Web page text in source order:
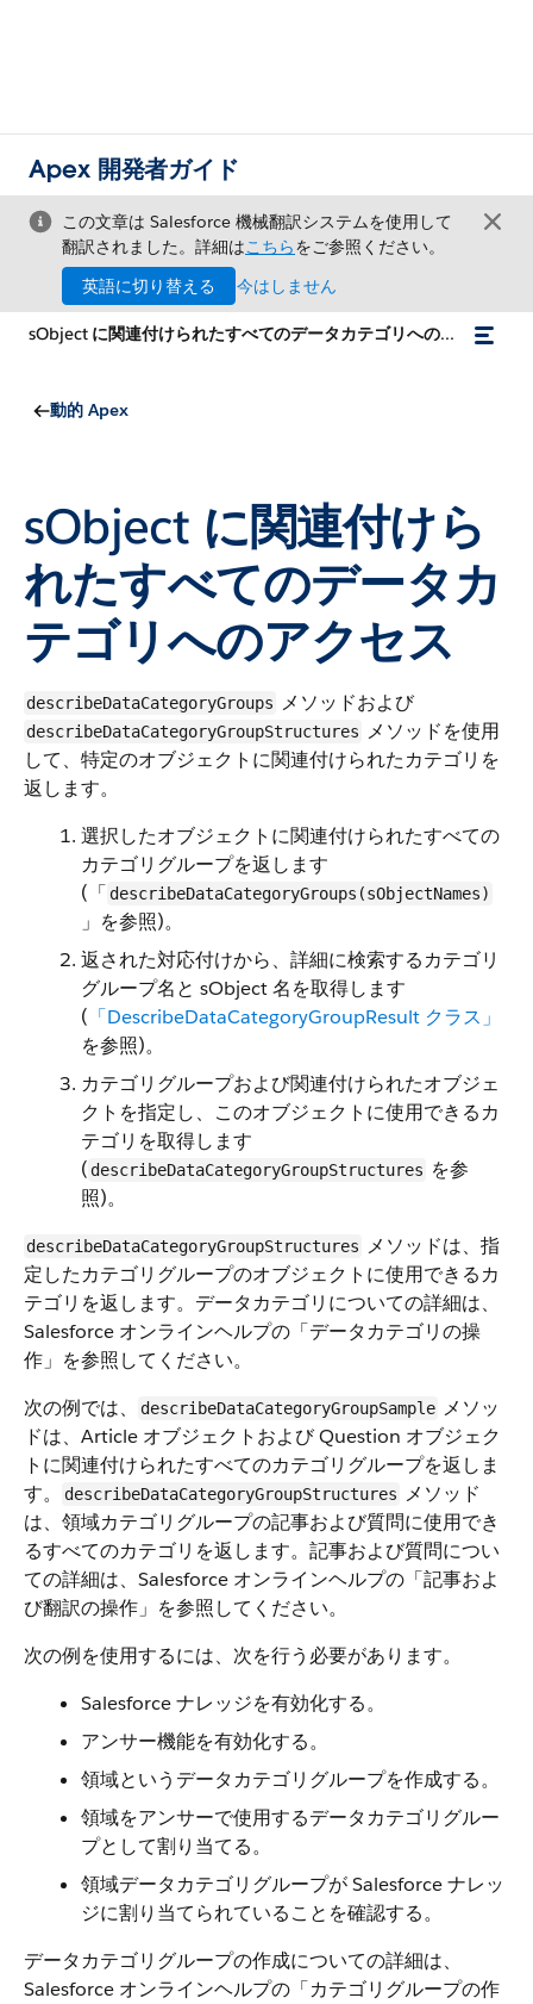
Apex 開発者ガイド
この文章は Salesforce 機械翻訳システムを使用して
翻訳されました。詳細はこちらをご参照ください。
英語に切り替える
今はしません
sObject に関連付けられたすべてのデータカテゴリへのアクセス
動的 Apex
sObject に関連付けら
れたすべてのデータカ
テゴリへのアクセス
describeDataCategoryGroups メソッドおよび
describeDataCategoryGroupStructures メソッドを使用
して、特定のオブジェクトに関連付けられたカテゴリを
返します。
選択したオブジェクトに関連付けられたすべての
カテゴリグループを返します
(「 describeDataCategoryGroups(sObjectNames)
」を参照)。
返された対応付けから、詳細に検索するカテゴリ
グループ名と sObject 名を取得します
( 「DescribeDataCategoryGroupResult クラス」
を参照)。
カテゴリグループおよび関連付けられたオブジェ
クトを指定し、このオブジェクトに使用できるカ
テゴリを取得します
( describeDataCategoryGroupStructures を参
照)。
describeDataCategoryGroupStructures メソッドは、指
定したカテゴリグループのオブジェクトに使用できるカ
テゴリを返します。データカテゴリについての詳細は、
Salesforce オンラインヘルプの「データカテゴリの操
作」を参照してください。
次の例では、
describeDataCategoryGroupSample メソッ
ドは、Article オブジェクトおよび Question オブジェク
トに関連付けられたすべてのカテゴリグループを返しま
す。
describeDataCategoryGroupStructures メソッド
は、領域カテゴリグループの記事および質問に使用でき
るすべてのカテゴリを返します。記事および質問につい
ての詳細は、Salesforce オンラインヘルプの「記事およ
び翻訳の操作」を参照してください。
次の例を使用するには、次を行う必要があります。
Salesforce ナレッジを有効化する。
アンサー機能を有効化する。
領域というデータカテゴリグループを作成する。
領域をアンサーで使用するデータカテゴリグルー
プとして割り当てる。
領域データカテゴリグループが Salesforce ナレッ
ジに割り当てられていることを確認する。
データカテゴリグループの作成についての詳細は、
Salesforce オンラインヘルプの「カテゴリグループの作